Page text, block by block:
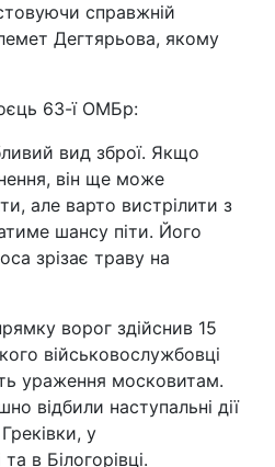
справжній
Дегтярьова, якому
63-ї ОМБр:
вид зброї. Якщо
він ще може
але варто вистрілити з
шансу піти. Його
зрізає траву на
ворог здійснив 15
військовослужбовці
ураження московитам.
відбили наступальні дії
у
в Білогорівці.